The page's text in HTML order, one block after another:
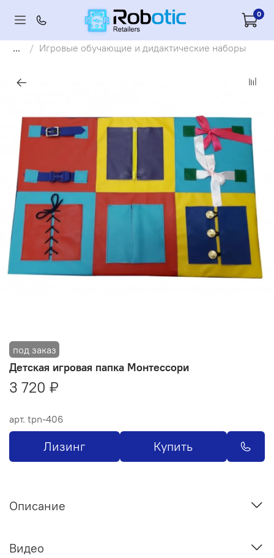
0
... Игровые обучающие и дидактические наборы
арт. tpn-406
Детская игровая папка Монтессори
3 720 ₽
Лизинг Купить
Описание
Видео